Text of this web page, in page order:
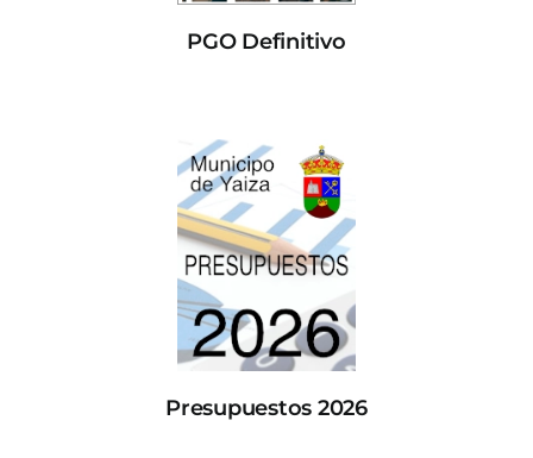
PGO Definitivo
Presupuestos 2026